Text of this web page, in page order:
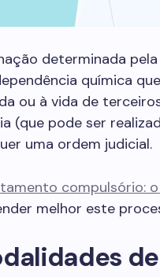
determinada
química que
ou à vida de
(que pode ser
uma ordem judicial.
compulsório: o
melhor este
de